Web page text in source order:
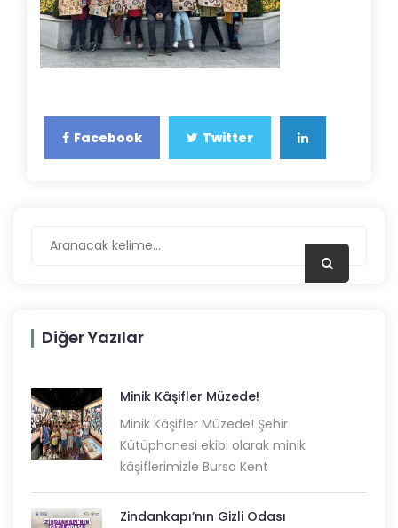
Facebook Twitter
Diğer Yazılar
Minik Kâşifler Müzede!
Minik Kâşifler Müzede! Şehir
Kütüphanesi ekibi olarak minik
kâşiflerimizle Bursa Kent
Zindankapı’nın Gizli Odası